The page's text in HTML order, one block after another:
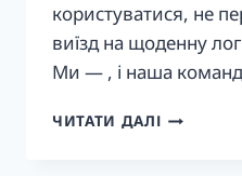
користуватися, не
виїзд на щоденну
Ми — , і наша
ЧИТАТИ ДАЛІКУДИ